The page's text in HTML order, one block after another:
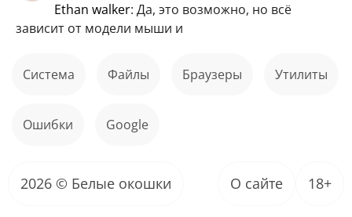
ethan walker: Да, это возможно, но всё
зависит от модели мыши и
Система файлы Браузеры Утилиты
ошибки Google
2026 © Белые окошки О сайте 18+